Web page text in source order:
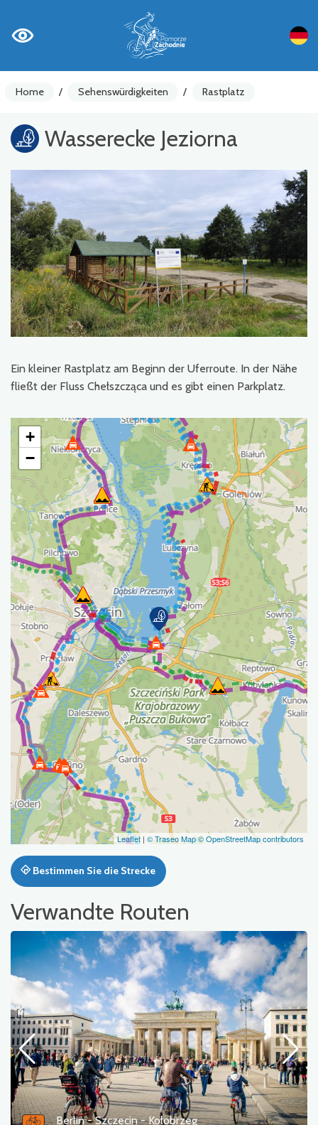
Home / Sehenswürdigkeiten / Rastplatz
Wasserecke Jeziorna
Ein kleiner Rastplatz am Beginn der Uferroute. In der Nähe
fließt der Fluss Chełszcząca und es gibt einen Parkplatz.
+
−
Leaflet | © Traseo Map© OpenStreetMap contributors
Bestimmen Sie die Strecke
Verwandte Routen
Gravel rund um den Stettiner Haff